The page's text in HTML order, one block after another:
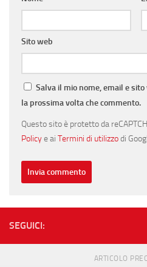
Sito web
Salva il mio nome, email e
la prossima volta che commento.
Questo sito è protetto da
Policye ai Termini di utilizzodi
SEGUICI:
ARTICOLO